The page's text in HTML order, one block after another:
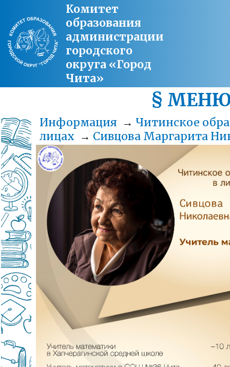
Комитет
образования
администрации
городского
округа «Город
Чита»
§
Информация → Читинское
лицах → Сивцова Маргарита